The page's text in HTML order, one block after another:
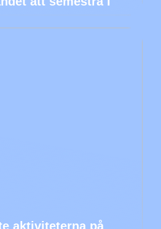
aktiviteterna på